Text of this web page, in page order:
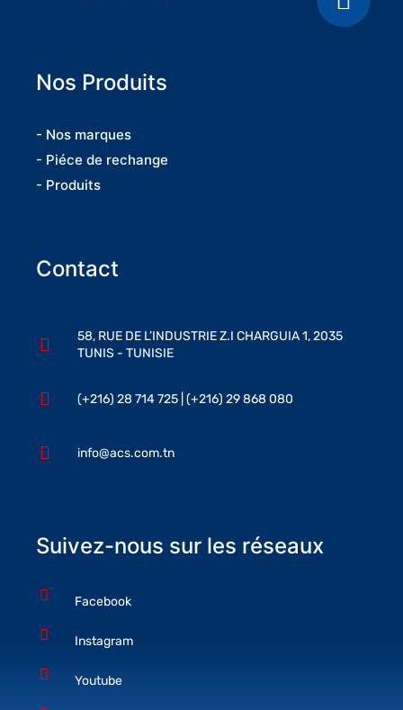
Nos Produits
- Nos marques
- Piéce de rechange
- Produits
Contact
58, RUE DE L’INDUSTRIE Z.I CHARGUIA 1, 2035
TUNIS - TUNISIE
(+216) 28 714 725 | (+216) 29 868 080
info@acs.com.tn
Suivez-nous sur les réseaux
Facebook
Instagram
Youtube